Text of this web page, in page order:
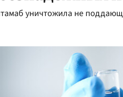
уничтожила не